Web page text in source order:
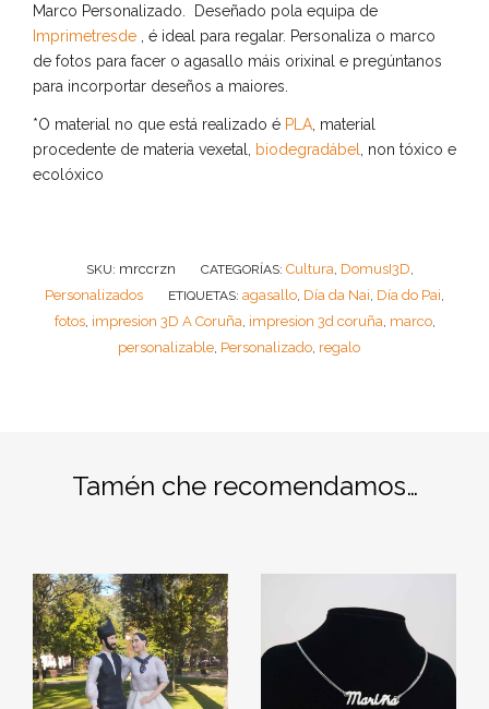
Marco Personalizado. Deseñado pola equipa de
Imprimetresde
, é ideal para regalar. Personaliza o marco
de fotos para facer o agasallo máis orixinal e pregúntanos
para incorportar deseños a maiores.
*O material no que está realizado é PLA, material
procedente de materia vexetal, biodegradábel, non tóxico e
ecolóxico
SKU: mrccrzn CATEGORÍAS: Cultura, DomusI3D,
Personalizados ETIQUETAS: agasallo, Día da Nai, Día do Pai,
fotos, impresion 3D A Coruña, impresion 3d coruña, marco,
personalizable, Personalizado, regalo
Tamén che recomendamos…